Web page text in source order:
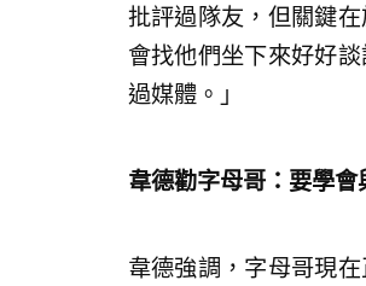
批評過隊友，但關鍵
會找他們坐下來好好
過媒體。」
韋德勸字母哥：要學會
韋德強調，字母哥現